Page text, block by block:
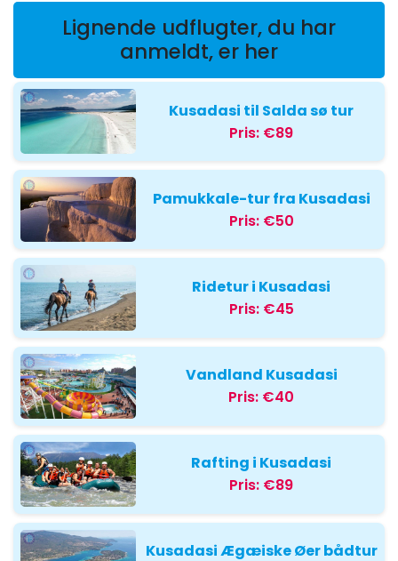
Lignende udflugter, du har
anmeldt, er her
Kusadasi til Salda sø tur
Pris: €89
Pamukkale-tur fra Kusadasi
Pris: €50
Ridetur i Kusadasi
Pris: €45
Vandland Kusadasi
Pris: €40
Rafting i Kusadasi
Pris: €89
Kusadasi Ægæiske Øer bådtur